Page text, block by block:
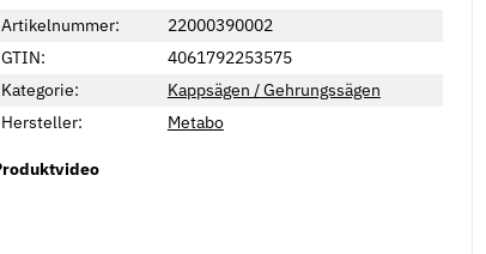
Artikelnummer:
22000390002
GTIN:
4061792253575
Kategorie:
Kappsägen / Gehrungssägen
Hersteller:
Metabo